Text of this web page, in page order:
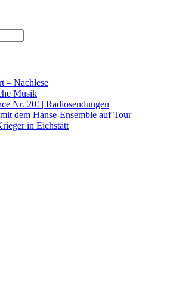
– Nachlese
Musik
Nr. 20! | Radiosendungen
dem Hanse-Ensemble auf Tour
in Eichstätt